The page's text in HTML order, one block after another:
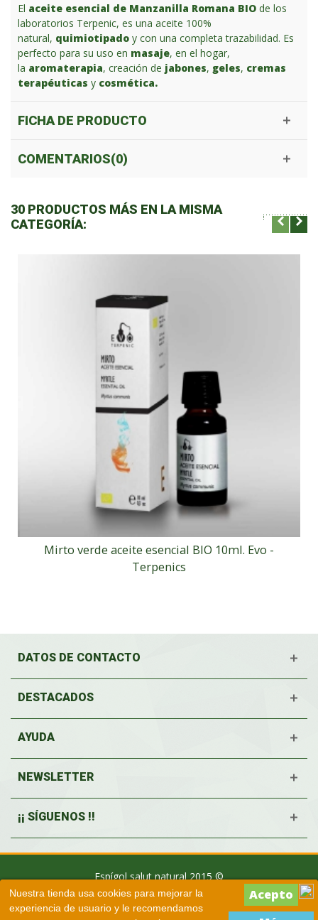
Nuestra tienda usa cookies para mejorar la
experiencia de usuario y le recomendamos
El aceite esencial de Manzanilla Romana BIO de los
laboratorios Terpenic, es una aceite 100%
natural, quimiotipado y con una completa trazabilidad. Es
perfecto para su uso en masaje, en el hogar,
la aromaterapia, creación de jabones, geles, cremas
terapéuticas y cosmética.
FICHA DE PRODUCTO
COMENTARIOS(0)
30 PRODUCTOS MÁS EN LA MISMA
CATEGORÍA:
Mirto verde aceite esencial BIO 10ml. Evo -
Terpenics
DATOS DE CONTACTO
DESTACADOS
AYUDA
NEWSLETTER
¡¡ SÍGUENOS !!
Espígol salut natural 2015 ©